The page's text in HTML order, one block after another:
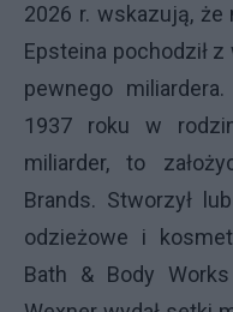
2026 r. wskazują, że
Epsteina pochodził
pewnego
1937 roku w
miliarder, to
Brands. Stworzył
odzieżowe i
Bath & Body